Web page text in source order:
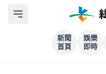
新聞
首頁
娛樂
即時